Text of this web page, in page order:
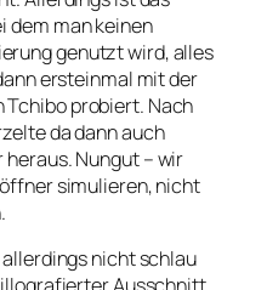
dem man keinen
genutzt wird, alles
ersteinmal mit der
probiert. Nach
da dann auch
Nungut – wir
simulieren, nicht
nicht schlau